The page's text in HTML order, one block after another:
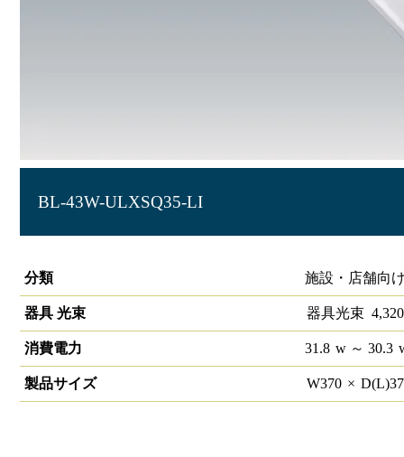
BL-43W-ULXSQ35-LI
分類
施設・店舗向
器具 光束 器具光束 4,320
消費電力 31.8 w～ 30.3
製品サイズ W370 × D(L)